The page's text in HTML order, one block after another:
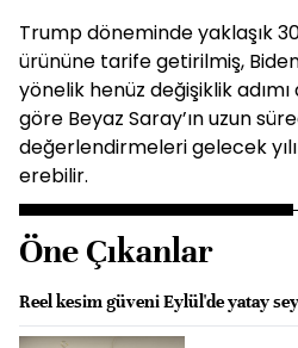
Trump döneminde yaklaşık
ürününe tarife getirilmiş,
yönelik henüz değişiklik adımı
göre Beyaz Saray’ın uzun
değerlendirmeleri gelecek
erebilir.
Öne Çıkanlar
Reel kesim güveni Eylül'de yatay